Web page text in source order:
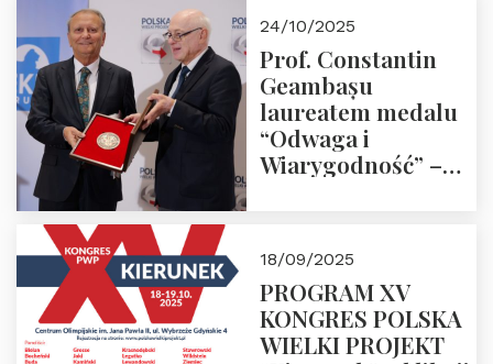
24/10/2025
Prof. Constantin
Geambașu
laureatem medalu
“Odwaga i
Wiarygodność” –
18/09/2025
PROGRAM XV
KONGRES POLSKA
WIELKI PROJEKT